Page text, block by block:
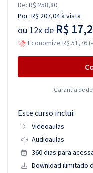
De: R$ 258,80
Por: R$ 207,04à vista
ou 12x de R$
Economize R$ 51,76
Garantia de
Este curso inclui:
Videoaulas
Audioaulas
360 dias para
Download ilimitado